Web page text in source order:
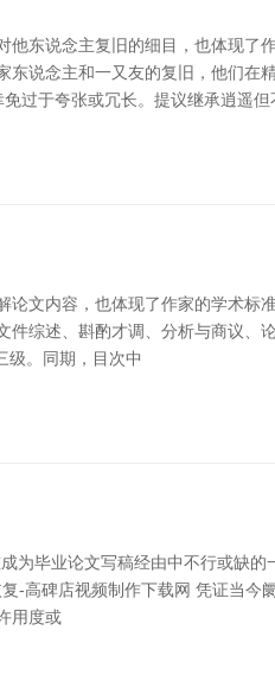
东说念主复旧的细目，也体现了
说念主和一又友的复旧，他们在
过于夸张或冗长。提议继承逍遥但
文内容，也体现了作家的学术标
综述、斟酌才调、分析与商议、
级。同期，目次中
毕业论文写稿经由中不行或缺的
高碑店视频制作下载网 凭证当
用度或